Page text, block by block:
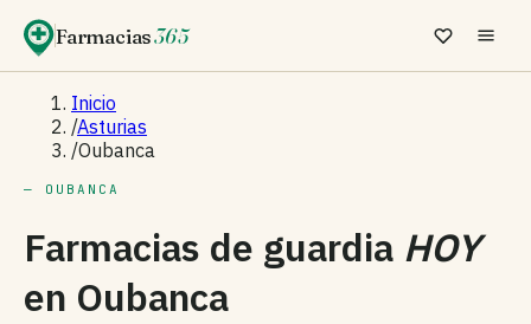
Farmacias365
Inicio
/Asturias
/Oubanca
— OUBANCA
Farmacias de guardia HOY
en Oubanca